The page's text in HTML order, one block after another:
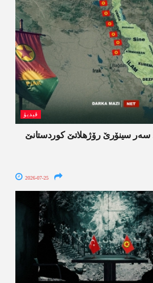
ڤیدیۆ
سینۆرێ رۆژھلاتێ کوردستانێ
2026-07-25